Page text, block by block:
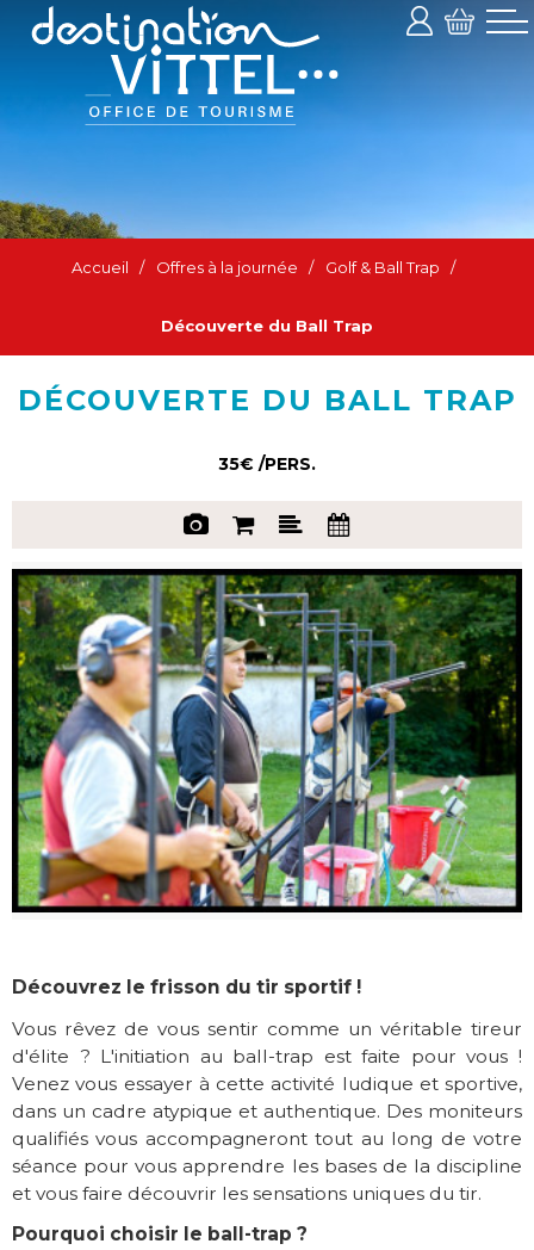
Accueil / Offres à la journée / Golf & Ball Trap /
Découverte du Ball Trap
DÉCOUVERTE DU BALL TRAP
35€ /PERS.
Découvrez le frisson du tir sportif !
Vous rêvez de vous sentir comme un véritable tireur
d'élite ? L'initiation au ball-trap est faite pour vous !
Venez vous essayer à cette activité ludique et sportive,
dans un cadre atypique et authentique. Des moniteurs
qualifiés vous accompagneront tout au long de votre
séance pour vous apprendre les bases de la discipline
et vous faire découvrir les sensations uniques du tir.
Pourquoi choisir le ball-trap ?